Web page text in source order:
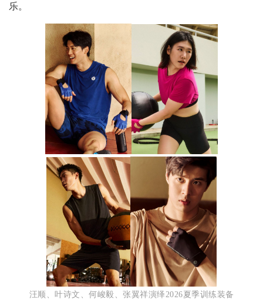
乐。
汪顺、叶诗文、何峻毅、张翼祥演绎2026夏季训练装备